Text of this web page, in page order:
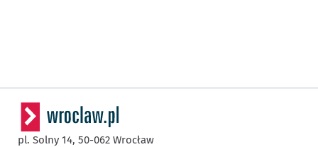
pl. Solny 14, 50-062 Wrocław